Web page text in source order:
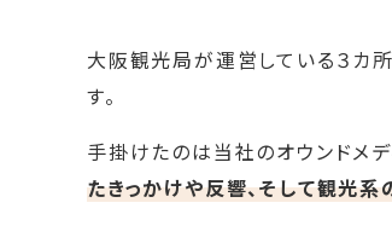
大阪観光局が運営している３カ
す。
手掛けたのは当社のオウンドメデ
たきっかけや反響、そして観光